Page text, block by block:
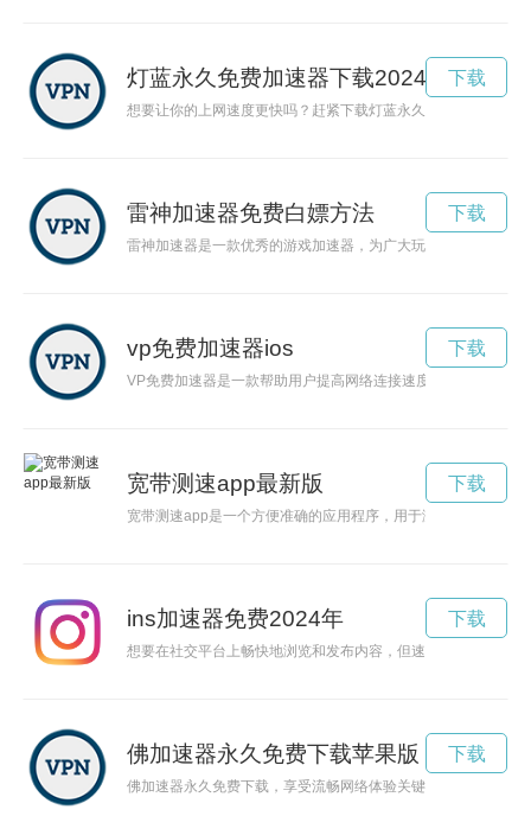
灯蓝永久免费加速器下载2024年
想要让你的上网速度更快吗？赶紧下载灯蓝永久免费加速器吧
下载
雷神加速器免费白嫖方法
雷神加速器是一款优秀的游戏加速器，为广大玩家提供了优质
下载
vp免费加速器ios
VP免费加速器是一款帮助用户提高网络连接速度、稳定性和安
下载
宽带测速app最新版
宽带测速app是一个方便准确的应用程序，用于测量和分析用户
下载
ins加速器免费2024年
想要在社交平台上畅快地浏览和发布内容，但速度总是让人沮
下载
佛加速器永久免费下载苹果版
佛加速器永久免费下载，享受流畅网络体验关键词: 佛加速器、
下载